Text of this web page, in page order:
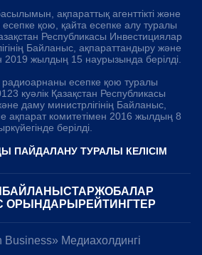
ақпараттық агенттікті және
қою, қайта есепке алу туралы
Республикасы Инвестициялар
Байланыс, ақпараттандыру және
2019 жылдың 15 наурызында берілді.
есепке қою туралы
куәлік Қазақстан Республикасы
даму министрлігінің Байланыс,
ақпарат комитетімен 2016 жылдың 8
берілді.
ПАЙДАЛАНУ ТУРАЛЫ КЕЛІСІМ
БАЙЛАНЫСТАРЖОБАЛАР
ОРЫНДАРЫ РЕЙТИНГТЕР
Business» Медиахолдингі